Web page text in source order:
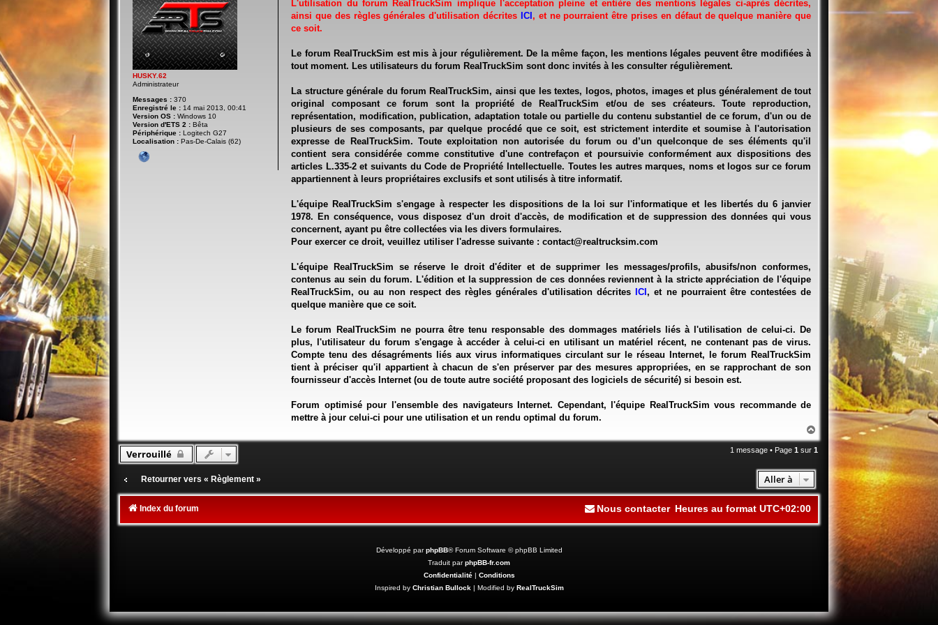
HUSKY.62
Administrateur
Messages : 370
Enregistré le : 14 mai 2013, 00:41
Version OS : Windows 10
Version d'ETS 2 : Bêta
Périphérique : Logitech G27
Localisation : Pas-De-Calais (62)
L'utilisation du forum RealTruckSim implique l'acceptation pleine et entière des mentions légales ci-après décrites,
ainsi que des règles générales d'utilisation décrites ICI , et ne pourraient être prises en défaut de quelque manière que
ce soit.
Le forum RealTruckSim est mis à jour régulièrement. De la même façon, les mentions légales peuvent être modifiées à
tout moment. Les utilisateurs du forum RealTruckSim sont donc invités à les consulter régulièrement.
La structure générale du forum RealTruckSim, ainsi que les textes, logos, photos, images et plus généralement de tout
original composant ce forum sont la propriété de RealTruckSim et/ou de ses créateurs. Toute reproduction,
représentation, modification, publication, adaptation totale ou partielle du contenu substantiel de ce forum, d'un ou de
plusieurs de ses composants, par quelque procédé que ce soit, est strictement interdite et soumise à l'autorisation
expresse de RealTruckSim. Toute exploitation non autorisée du forum ou d’un quelconque de ses éléments qu'il
contient sera considérée comme constitutive d'une contrefaçon et poursuivie conformément aux dispositions des
articles L.335-2 et suivants du Code de Propriété Intellectuelle. Toutes les autres marques, noms et logos sur ce forum
appartiennent à leurs propriétaires exclusifs et sont utilisés à titre informatif.
L'équipe RealTruckSim s'engage à respecter les dispositions de la loi sur l'informatique et les libertés du 6 janvier
1978. En conséquence, vous disposez d'un droit d'accès, de modification et de suppression des données qui vous
concernent, ayant pu être collectées via les divers formulaires.
Pour exercer ce droit, veuillez utiliser l'adresse suivante :contact@realtrucksim.com
L'équipe RealTruckSim se réserve le droit d'éditer et de supprimer les messages/profils, abusifs/non conformes,
contenus au sein du forum. L'édition et la suppression de ces données reviennent à la stricte appréciation de l'équipe
RealTruckSim, ou au non respect des règles générales d'utilisation décrites
ICI , et ne pourraient être contestées de
quelque manière que ce soit.
Le forum RealTruckSim ne pourra être tenu responsable des dommages matériels liés à l'utilisation de celui-ci. De
plus, l'utilisateur du forum s'engage à accéder à celui-ci en utilisant un matériel récent, ne contenant pas de virus.
Compte tenu des désagréments liés aux virus informatiques circulant sur le réseau Internet, le forum RealTruckSim
tient à préciser qu'il appartient à chacun de s'en préserver par des mesures appropriées, en se rapprochant de son
fournisseur d'accès Internet (ou de toute autre société proposant des logiciels de sécurité) si besoin est.
Forum optimisé pour l'ensemble des navigateurs Internet. Cependant, l'équipe RealTruckSim vous recommande de
mettre à jour celui-ci pour une utilisation et un rendu optimal du forum.
Verrouillé 1 message • Page 1 sur 1
Retourner vers « Règlement » Aller à
Index du forum Heures au format UTC+02:00
Nous contacter
Développé parphpBB® Forum Software © phpBB Limited
Traduit parphpBB-fr.com
Confidentialité| Conditions
Inspired by Christian Bullock| Modified by RealTruckSim